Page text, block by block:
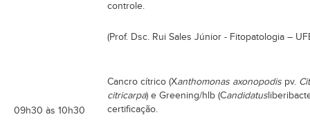
controle.
(Prof. Dsc. Rui Sales Júnior - Fitopatologia –
09h30 às 10h30
Cancro cítrico (Xanthomonas axonopodis pv.
citricarpa) e Greening/hlb (Candidatus
certificação.